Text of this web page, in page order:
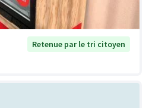
Retenue par le tri citoyen